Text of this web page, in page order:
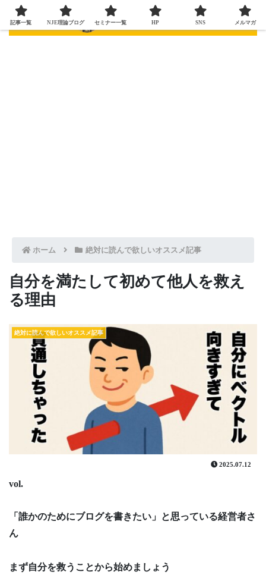
ホーム 絶対に読んで欲しいオススメ記事
自分を満たして初めて他人を救え
る理由
絶対に読んで欲しいオススメ記事
2025.07.12
vol.
「誰かのためにブログを書きたい」と思っている経営者さ
ん
まず自分を救うことから始めましょう
記事一覧 NJE理論ブログ セミナー一覧 HP SNS メルマガ